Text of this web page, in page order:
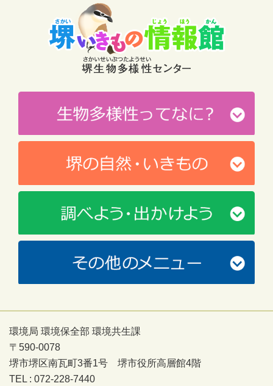
環境局 環境保全部 環境共生課
〒590-0078
堺市堺区南瓦町3番1号 堺市役所高層館4階
TEL : 072-228-7440